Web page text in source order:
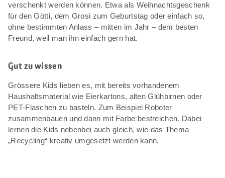
verschenkt werden können. Etwa als Weihnachtsgeschenk
für den Götti, dem Grosi zum Geburtstag oder einfach so,
ohne bestimmten Anlass – mitten im Jahr – dem besten
Freund, weil man ihn einfach gern hat.
Gut zu wissen
Grössere Kids lieben es, mit bereits vorhandenem
Haushaltsmaterial wie Eierkartons, alten Glühbirnen oder
PET-Flaschen zu basteln. Zum Beispiel Roboter
zusammenbauen und dann mit Farbe bestreichen. Dabei
lernen die Kids nebenbei auch gleich, wie das Thema
„Recycling“ kreativ umgesetzt werden kann.